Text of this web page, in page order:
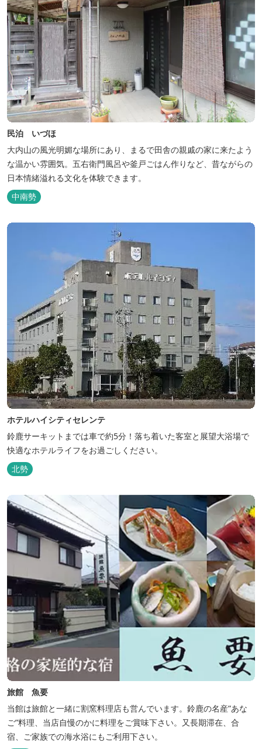
民泊 いづほ
大内山の風光明媚な場所にあり、まるで田舎の親戚の家に来たよう
な温かい雰囲気。五右衛門風呂や釜戸ごはん作りなど、昔ながらの
日本情緒溢れる文化を体験できます。
中南勢
ホテルハイシティセレンテ
鈴鹿サーキットまでは車で約5分！落ち着いた客室と展望大浴場で
快適なホテルライフをお過ごしください。
北勢
旅館 魚要
当館は旅館と一緒に割窯料理店も営んでいます。鈴鹿の名産”あな
ご”料理、当店自慢のかに料理をご賞味下さい。又長期滞在、合
宿、ご家族での海水浴にもご利用下さい。